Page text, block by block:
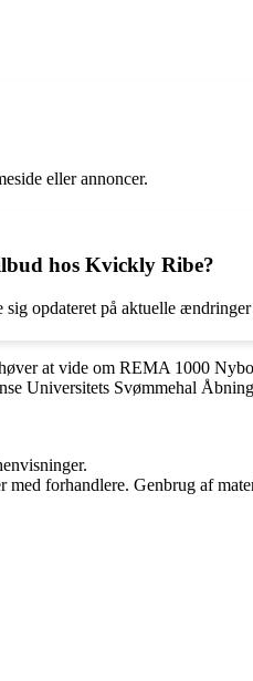
eller annoncer.
hos Kvickly Ribe?
opdateret på aktuelle
at vide om REMA 1000
Universitets Svømmehal
med forhandlere. Genbrug af